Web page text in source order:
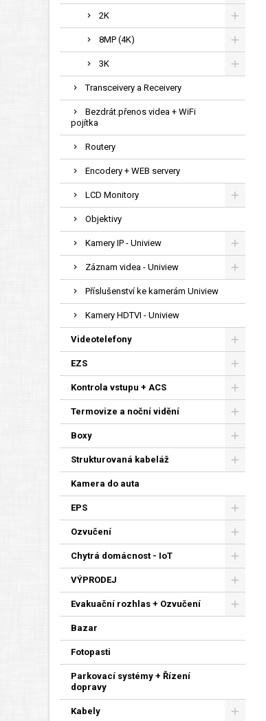
2K
8MP (4K)
3K
Transceivery a Receivery
Bezdrát.přenos videa + WiFi
pojítka
Routery
Encodery + WEB servery
LCD Monitory
Objektivy
Kamery IP - Uniview
Záznam videa - Uniview
Příslušenství ke kamerám Uniview
Kamery HDTVI - Uniview
Videotelefony
EZS
Kontrola vstupu + ACS
Termovize a noční vidění
Boxy
Strukturovaná kabeláž
Kamera do auta
EPS
Ozvučení
Chytrá domácnost - IoT
VÝPRODEJ
Evakuační rozhlas + Ozvučení
Bazar
Fotopasti
Parkovací systémy + Řízení
dopravy
Kabely